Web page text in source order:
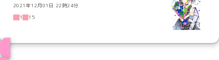
2021年12月01日 22時24分
1
15